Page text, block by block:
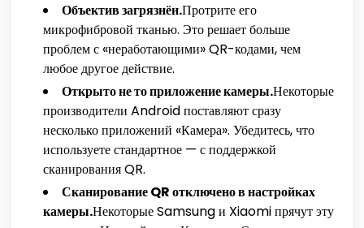
Объектив загрязнён.Протрите его
микрофибровой тканью. Это решает больше
проблем с «неработающими» QR-кодами, чем
любое другое действие.
Открыто не то приложение камеры.Некоторые
производители Android поставляют сразу
несколько приложений «Камера». Убедитесь, что
используете стандартное — с поддержкой
сканирования QR.
Сканирование QR отключено в настройках
камеры.Некоторые Samsung и Xiaomi прячут эту